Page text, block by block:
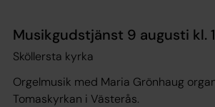
Musikgudstjänst 9 augusti kl.
Sköllersta kyrka
Orgelmusik med Maria Grönhaug
Tomaskyrkan i Västerås.